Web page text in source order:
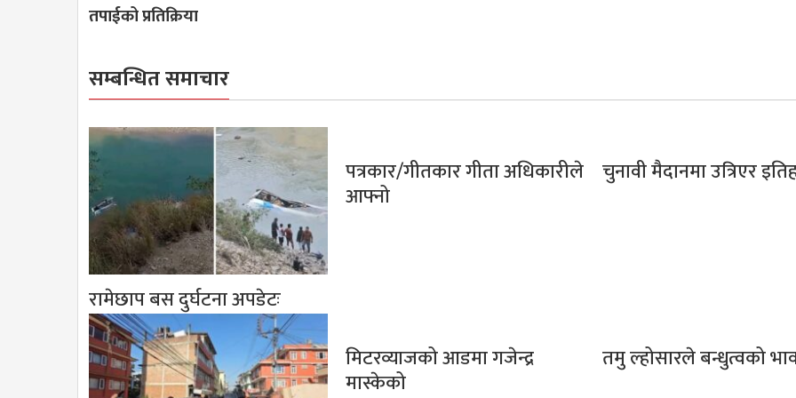
तपाईको प्रतिक्रिया
सम्बन्धित समाचार
रामेछाप बस दुर्घटना अपडेटः
पत्रकार/गीतकार गीता अधिकारीले
आफ्नो
चुनावी मैदानमा उत्रिएर
मिटरव्याजको आडमा गजेन्द्र
मास्केको
तमु ल्होसारले बन्धुत्वको